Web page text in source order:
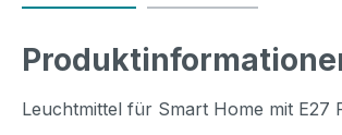
Leuchtmittel für Smart Home mit E27